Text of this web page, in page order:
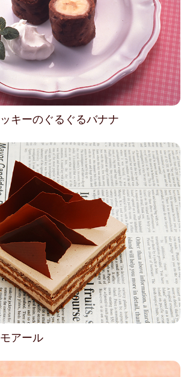
キーのぐるぐるバナナ
アール